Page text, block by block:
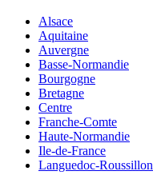
Alsace
Aquitaine
Auvergne
Basse-Normandie
Bourgogne
Bretagne
Centre
Franche-Comte
Haute-Normandie
Ile-de-France
Languedoc-Roussillon